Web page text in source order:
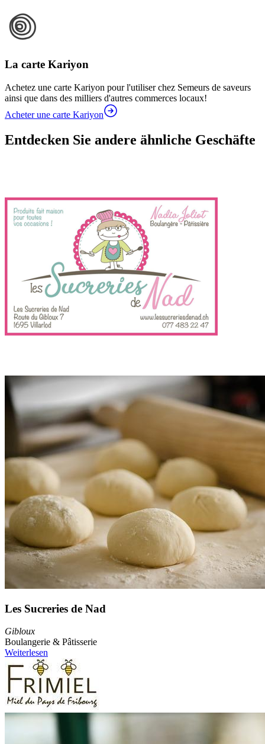
La carte Kariyon
Achetez une carte Kariyon pour l'utiliser chez Semeurs de saveurs
ainsi que dans des milliers d'autres commerces locaux!
Acheter une carte Kariyon
Entdecken Sie andere ähnliche Geschäfte
Les Sucreries de Nad
Gibloux
Boulangerie & Pâtisserie
Weiterlesen